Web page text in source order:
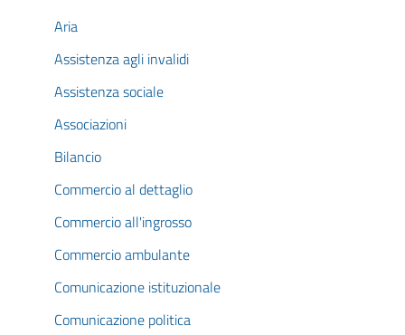
Aria
Assistenza agli invalidi
Assistenza sociale
Associazioni
Bilancio
Commercio al dettaglio
Commercio all'ingrosso
Commercio ambulante
Comunicazione istituzionale
Comunicazione politica